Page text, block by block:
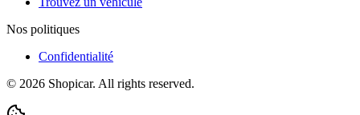
Nos politiques
Confidentialité
© 2026 Shopicar. All rights reserved.